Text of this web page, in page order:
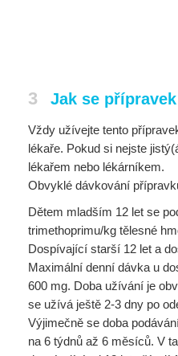
3 Jak se
Vždy užívejte tento
lékaře. Pokud si nejste
lékařem nebo lékárníkem.
Obvyklé dávkování
Dětem mladším 12 let se
trimethoprimu/kg tělesné
Dospívající starší 12 let a
Maximální denní dávka u
600 mg. Doba užívání je
se užívá ještě 2-3 dny po
Výjimečně se doba
na 6 týdnů až 6 měsíců. V